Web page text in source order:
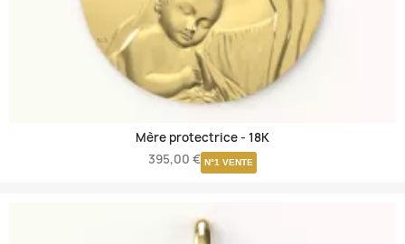
Mère protectrice - 18K
395,00 € N°1 VENTE